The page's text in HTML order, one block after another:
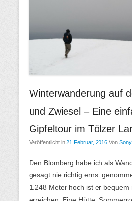
Winterwanderung auf
und Zwiesel – Eine
Gipfeltour im Tölzer
Veröffentlicht in 21 Februar, 2016 Von
Den Blomberg habe ich als
gesagt nie richtig ernst
1.248 Meter hoch ist er bequem